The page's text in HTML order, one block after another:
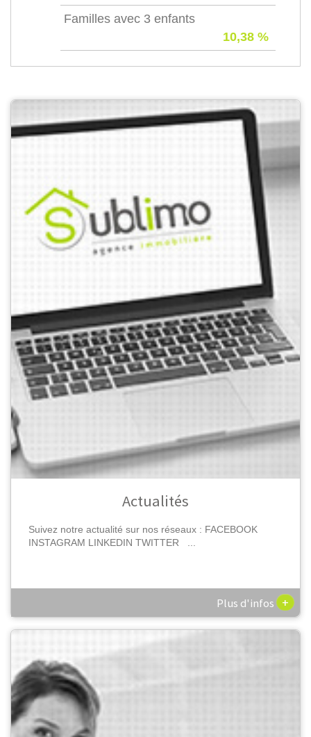
Familles avec 3 enfants
10,38 %
Actualités
Suivez notre actualité sur nos réseaux : FACEBOOK
INSTAGRAM LINKEDIN TWITTER ...
Plus d'infos +